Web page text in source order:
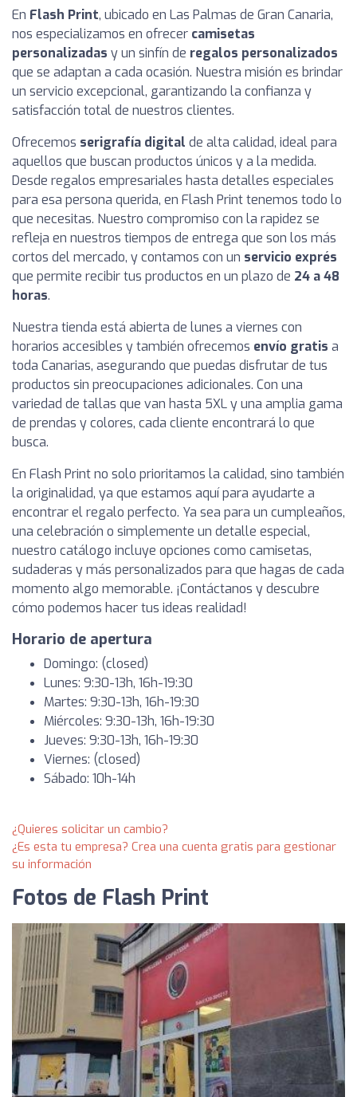
En Flash Print, ubicado en Las Palmas de Gran Canaria,
nos especializamos en ofrecer camisetas
personalizadas y un sinfín de regalos personalizados
que se adaptan a cada ocasión. Nuestra misión es brindar
un servicio excepcional, garantizando la confianza y
satisfacción total de nuestros clientes.
Ofrecemos serigrafía digital de alta calidad, ideal para
aquellos que buscan productos únicos y a la medida.
Desde regalos empresariales hasta detalles especiales
para esa persona querida, en Flash Print tenemos todo lo
que necesitas. Nuestro compromiso con la rapidez se
refleja en nuestros tiempos de entrega que son los más
cortos del mercado, y contamos con un servicio exprés
que permite recibir tus productos en un plazo de 24 a 48
horas.
Nuestra tienda está abierta de lunes a viernes con
horarios accesibles y también ofrecemos envío gratis a
toda Canarias, asegurando que puedas disfrutar de tus
productos sin preocupaciones adicionales. Con una
variedad de tallas que van hasta 5XL y una amplia gama
de prendas y colores, cada cliente encontrará lo que
busca.
En Flash Print no solo prioritamos la calidad, sino también
la originalidad, ya que estamos aquí para ayudarte a
encontrar el regalo perfecto. Ya sea para un cumpleaños,
una celebración o simplemente un detalle especial,
nuestro catálogo incluye opciones como camisetas,
sudaderas y más personalizados para que hagas de cada
momento algo memorable. ¡Contáctanos y descubre
cómo podemos hacer tus ideas realidad!
Horario de apertura
Domingo: (closed)
Lunes: 9:30-13h, 16h-19:30
Martes: 9:30-13h, 16h-19:30
Miércoles: 9:30-13h, 16h-19:30
Jueves: 9:30-13h, 16h-19:30
Viernes: (closed)
Sábado: 10h-14h
¿Quieres solicitar un cambio?
¿Es esta tu empresa? Crea una cuenta gratis para gestionar
su información
Fotos de Flash Print